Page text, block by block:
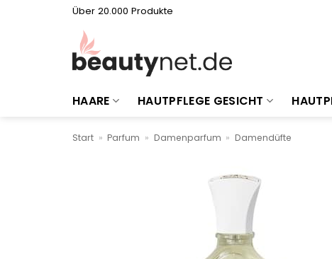
Über 20.000 Produkte
HAARE HAUTPFLEGE GESICHT
Start » Parfum » Damenparfum » Damendüfte